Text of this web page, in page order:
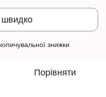
знижки
Порівняти